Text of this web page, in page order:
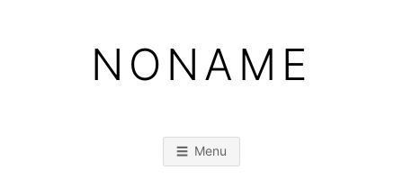
NONAME
Menu